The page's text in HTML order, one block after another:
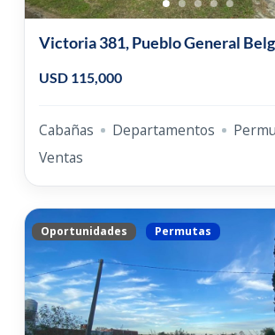
Victoria 381, Pueblo General
USD 115,000
Cabañas Departamentos
Ventas
Oportunidades Permutas